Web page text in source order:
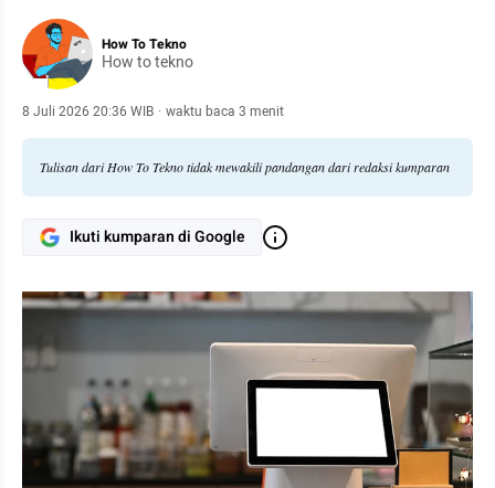
How To Tekno
How to tekno
8 Juli 2026 20:36 WIB · waktu baca 3 menit
Tulisan dari How To Tekno tidak mewakili pandangan dari redaksi kumparan
Ikuti kumparan di Google